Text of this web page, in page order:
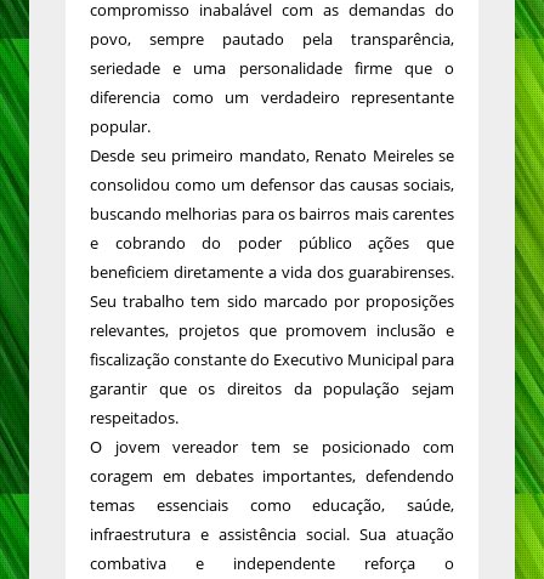
compromisso inabalável com as demandas do
povo, sempre pautado pela transparência,
seriedade e uma personalidade firme que o
diferencia como um verdadeiro representante
popular.
Desde seu primeiro mandato, Renato Meireles se
consolidou como um defensor das causas sociais,
buscando melhorias para os bairros mais carentes
e cobrando do poder público ações que
beneficiem diretamente a vida dos guarabirenses.
Seu trabalho tem sido marcado por proposições
relevantes, projetos que promovem inclusão e
fiscalização constante do Executivo Municipal para
garantir que os direitos da população sejam
respeitados.
O jovem vereador tem se posicionado com
coragem em debates importantes, defendendo
temas essenciais como educação, saúde,
infraestrutura e assistência social. Sua atuação
combativa e independente reforça o